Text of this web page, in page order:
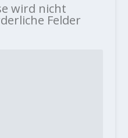
wird nicht
Felder